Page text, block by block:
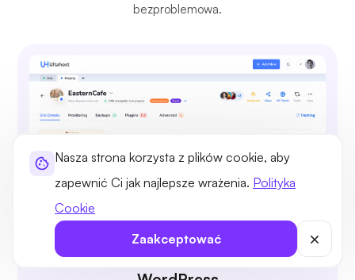
Nasza strona korzysta z plików cookie, aby
zapewnić Ci jak najlepsze wrażenia. Polityka
Cookie
Zaakceptować
bezproblemowa.
Pełna kontrola i menadżer